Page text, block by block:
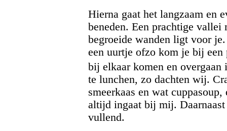
Hierna gaat het langzaam en
beneden. Een prachtige vallei
begroeide wanden ligt voor
een uurtje ofzo kom je bij een
bij elkaar komen en
te lunchen, zo dachten wij.
smeerkaas en wat
altijd ingaat bij mij.
vullend.